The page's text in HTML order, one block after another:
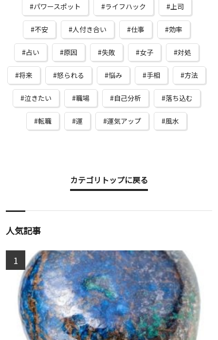
パワースポット ライフハック 上司
不安 人付き合い 仕事 効率
占い 原因 失敗 女子 対処
将来 怒られる 悩み 手相 方法
泣きたい 職場 自己分析 落ち込む
転職 運 運気アップ 風水
カテゴリトップに戻る
人気記事
1